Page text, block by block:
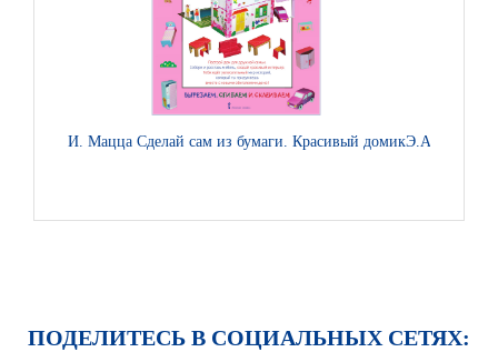
И. Мацца Сделай сам из бумаги. Красивый домикЭ.А. Шадрина
ПОДЕЛИТЕСЬ В СОЦИАЛЬНЫХ СЕТЯХ: